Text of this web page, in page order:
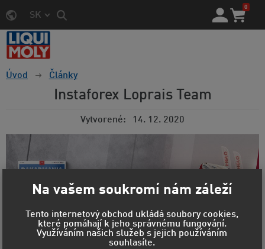
SK
0
Úvod Články
Instaforex Loprais Team
Vytvorené 14. 12. 2020
Na vašem soukromí nám záleží
Tento internetový obchod ukládá soubory cookies,
které pomáhají k jeho správnému fungování.
Využíváním našich služeb s jejich používáním
souhlasíte.